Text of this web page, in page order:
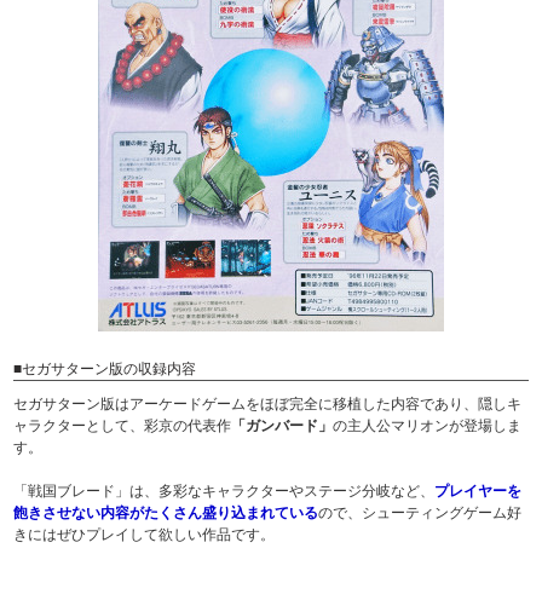
■セガサターン版の収録内容
セガサターン版はアーケードゲームをほぼ完全に移植した内容であり、隠しキ
ャラクターとして、彩京の代表作 「ガンバード」の主人公マリオンが登場しま
す。
「戦国ブレード」は、多彩なキャラクターやステージ分岐など、 プレイヤーを
飽きさせない内容がたくさん盛り込まれているので、シューティングゲーム好
きにはぜひプレイして欲しい作品です。